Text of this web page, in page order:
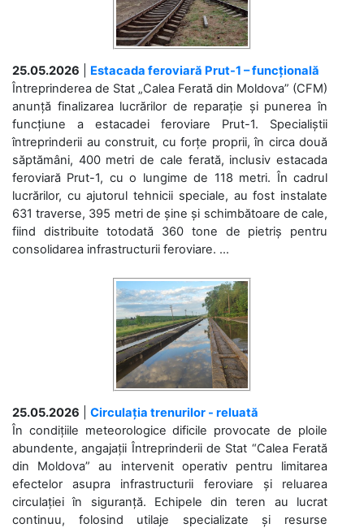
25.05.2026
Estacada feroviară Prut-1 – funcțională
Întreprinderea de Stat „Calea Ferată din Moldova” (CFM)
anunță finalizarea lucrărilor de reparație și punerea în
funcțiune a estacadei feroviare Prut-1. Specialiștii
întreprinderii au construit, cu forțe proprii, în circa două
săptămâni, 400 metri de cale ferată, inclusiv estacada
feroviară Prut-1, cu o lungime de 118 metri. În cadrul
lucrărilor, cu ajutorul tehnicii speciale, au fost instalate
631 traverse, 395 metri de șine și schimbătoare de cale,
fiind distribuite totodată 360 tone de pietriș pentru
consolidarea infrastructurii feroviare. ...
25.05.2026
Circulația trenurilor - reluată
În condițiile meteorologice dificile provocate de ploile
abundente, angajații Întreprinderii de Stat “Calea Ferată
din Moldova” au intervenit operativ pentru limitarea
efectelor asupra infrastructurii feroviare și reluarea
circulației în siguranță. Echipele din teren au lucrat
continuu, folosind utilaje specializate și resurse